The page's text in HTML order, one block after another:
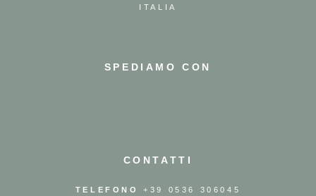
ITALIA
SPEDIAMO CON
CONTATTI
TELEFONO +39 0536 306045